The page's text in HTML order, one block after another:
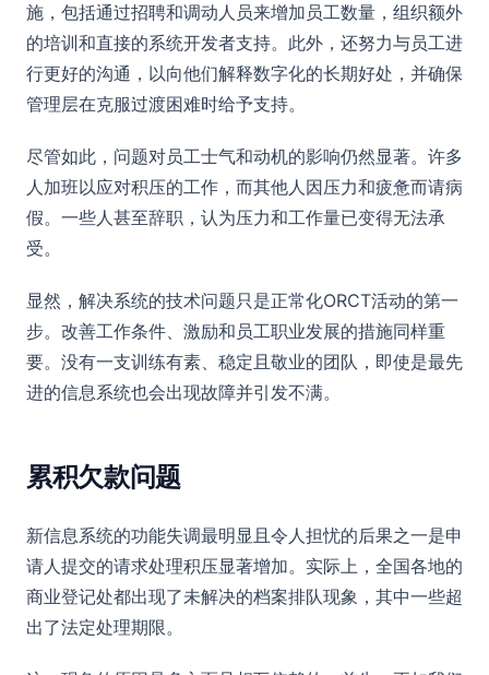
施，包括通过招聘和调动人员来增加员工数量，组织额外
的培训和直接的系统开发者支持。此外，还努力与员工进
行更好的沟通，以向他们解释数字化的长期好处，并确保
管理层在克服过渡困难时给予支持。
尽管如此，问题对员工士气和动机的影响仍然显著。许多
人加班以应对积压的工作，而其他人因压力和疲惫而请病
假。一些人甚至辞职，认为压力和工作量已变得无法承
受。
显然，解决系统的技术问题只是正常化ORCT活动的第一
步。改善工作条件、激励和员工职业发展的措施同样重
要。没有一支训练有素、稳定且敬业的团队，即使是最先
进的信息系统也会出现故障并引发不满。
累积欠款问题
新信息系统的功能失调最明显且令人担忧的后果之一是申
请人提交的请求处理积压显著增加。实际上，全国各地的
商业登记处都出现了未解决的档案排队现象，其中一些超
出了法定处理期限。